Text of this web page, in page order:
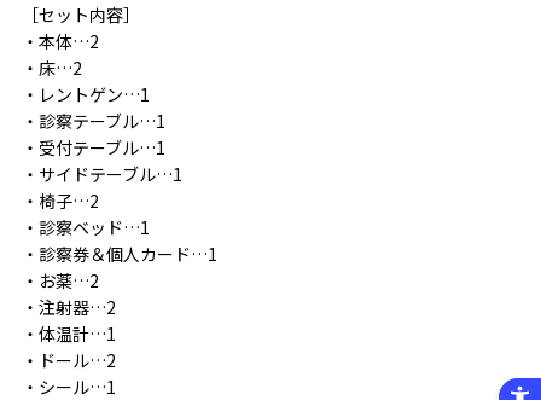
［セット内容］
・本体…2
・床…2
・レントゲン…1
・診察テーブル…1
・受付テーブル…1
・サイドテーブル…1
・椅子…2
・診察ベッド…1
・診察券＆個人カード…1
・お薬…2
・注射器…2
・体温計…1
・ドール…2
・シール…1